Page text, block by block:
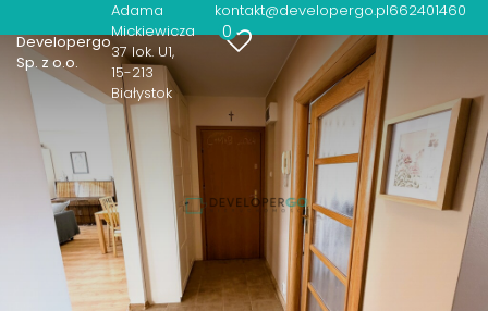
Developergo
Sp. z o.o.
Adama
Mickiewicza
37 lok. U1
15-213
Białystok
kontakt@developergo.pl662401460
0